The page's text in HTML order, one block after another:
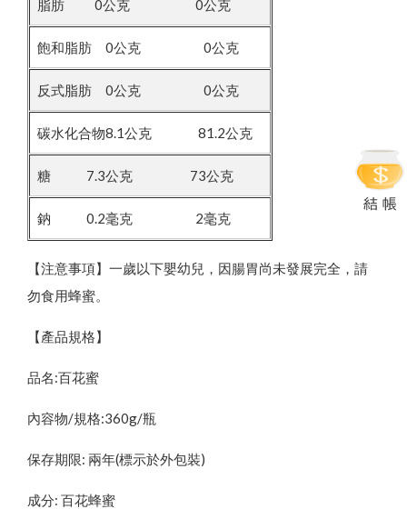
脂肪 0公克 0公克
飽和脂肪 0公克 0公克
反式脂肪 0公克 0公克
碳水化合物8.1公克 81.2公克
糖 7.3公克 73公克
鈉 0.2毫克 2毫克
【注意事項】一歲以下嬰幼兒，因腸胃尚未發展完全，請
勿食用蜂蜜。
【產品規格】
品名:百花蜜
內容物/規格:360g/瓶
保存期限: 兩年(標示於外包裝)
成分: 百花蜂蜜